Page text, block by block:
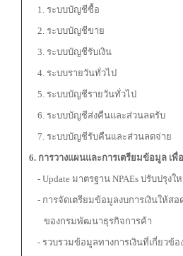
1. ระบบบัญชีซื้อ
2. ระบบบัญชีขาย
3. ระบบบัญชีรับเงิน
4. ระบบรายวันทั่วไป
5. ระบบบัญชีรายวันทั่วไป
6. ระบบบัญชีส่งคืนและส่วนลดรับ
7. ระบบบัญชีรับคืนและส่วนลดจ่าย
6. การวางแผนและการเตรียมข้อมูล เพื่
- Update มาตรฐาน NPAEs ปรับปรุง
- การจัดเตรียมข้อมูลงบการเงินให้ส
ของกรมพัฒนาธุรกิจการค้า
- รวบรวมข้อมูลทางการเงินที่เกี่ยวข้